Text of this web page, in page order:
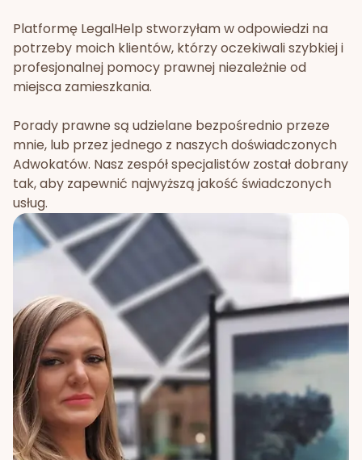
Platformę LegalHelp stworzyłam w odpowiedzi na
potrzeby moich klientów, którzy oczekiwali szybkiej i
profesjonalnej pomocy prawnej niezależnie od
miejsca zamieszkania.
Porady prawne są udzielane bezpośrednio przeze
mnie, lub przez jednego z naszych doświadczonych
Adwokatów. Nasz zespół specjalistów został dobrany
tak, aby zapewnić najwyższą jakość świadczonych
usług.